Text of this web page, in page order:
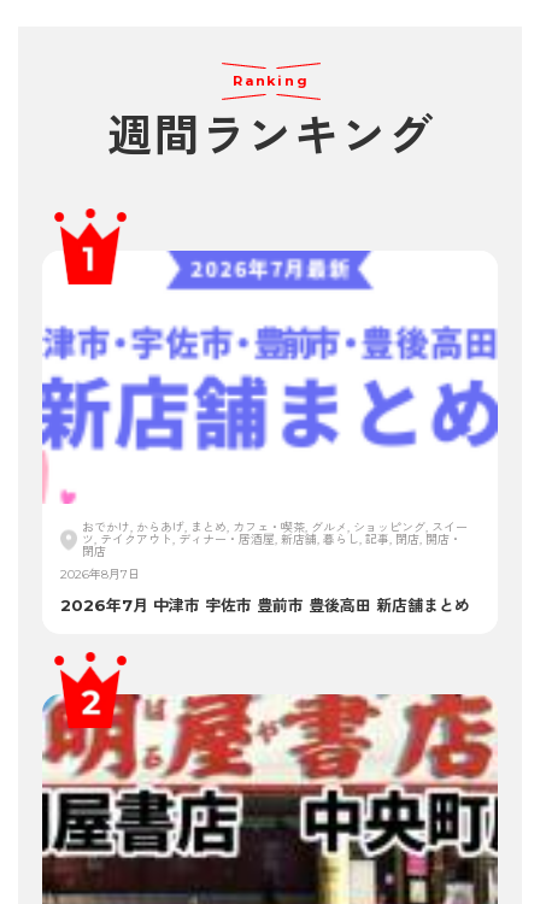
Ranking
週間ランキング
おでかけ, からあげ, まとめ, カフェ・喫茶, グルメ, ショッピング, スイー
ツ, テイクアウト, ディナー・居酒屋, 新店舗, 暮らし, 記事, 閉店, 開店・
閉店
2026年8月7日
2026年7月 中津市 宇佐市 豊前市 豊後高田 新店舗まとめ